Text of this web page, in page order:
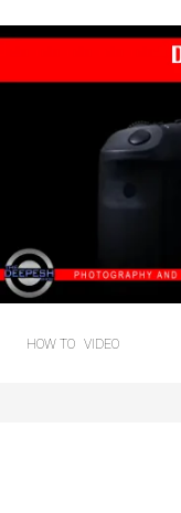
HOW TO VIDEO